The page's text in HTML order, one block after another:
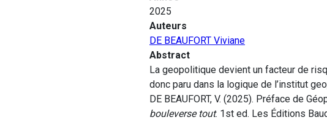
2025
Auteurs
DE BEAUFORT Viviane
Abstract
La geopolitique devient un facteur de
donc paru dans la logique de l’institut
DE BEAUFORT, V. (2025). Préface de
bouleverse tout. 1st ed. Les Éditions